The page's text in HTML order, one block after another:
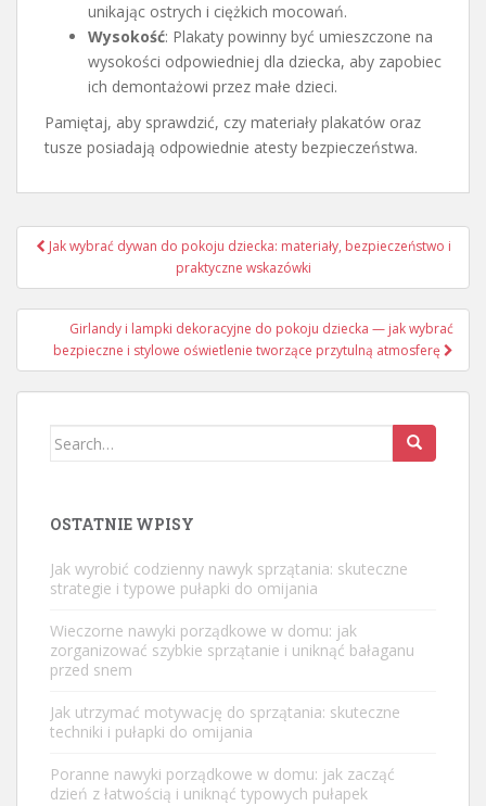
unikając ostrych i ciężkich mocowań.
Wysokość: Plakaty powinny być umieszczone na
wysokości odpowiedniej dla dziecka, aby zapobiec
ich demontażowi przez małe dzieci.
Pamiętaj, aby sprawdzić, czy materiały plakatów oraz
tusze posiadają odpowiednie atesty bezpieczeństwa.
Nawigacja
Jak wybrać dywan do pokoju dziecka: materiały, bezpieczeństwo i
praktyczne wskazówki
Girlandy i lampki dekoracyjne do pokoju dziecka — jak wybrać
bezpieczne i stylowe oświetlenie tworzące przytulną atmosferę
Search
OSTATNIE WPISY
Jak wyrobić codzienny nawyk sprzątania: skuteczne
strategie i typowe pułapki do omijania
Wieczorne nawyki porządkowe w domu: jak
zorganizować szybkie sprzątanie i uniknąć bałaganu
przed snem
Jak utrzymać motywację do sprzątania: skuteczne
techniki i pułapki do omijania
Poranne nawyki porządkowe w domu: jak zacząć
dzień z łatwością i uniknąć typowych pułapek